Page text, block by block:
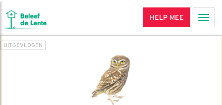
HELP MEE
UITGEVLOGEN